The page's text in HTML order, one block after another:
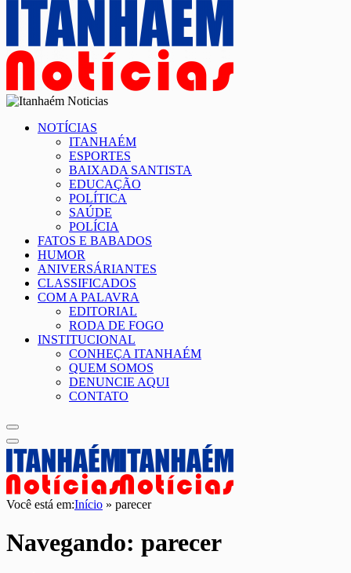
NOTÍCIAS
ITANHAÉM
ESPORTES
BAIXADA SANTISTA
EDUCAÇÃO
POLÍTICA
SAÚDE
POLÍCIA
FATOS E BABADOS
HUMOR
ANIVERSÁRIANTES
CLASSIFICADOS
COM A PALAVRA
EDITORIAL
RODA DE FOGO
INSTITUCIONAL
CONHEÇA ITANHAÉM
QUEM SOMOS
DENUNCIE AQUI
CONTATO
Você está em:Início » parecer
Navegando: parecer